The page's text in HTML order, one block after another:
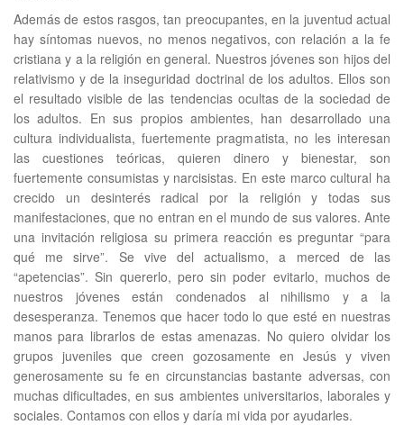
Además de estos rasgos, tan preocupantes, en la juventud actual
hay síntomas nuevos, no menos negativos, con relación a la fe
cristiana y a la religión en general. Nuestros jóvenes son hijos del
relativismo y de la inseguridad doctrinal de los adultos. Ellos son
el resultado visible de las tendencias ocultas de la sociedad de
los adultos. En sus propios ambientes, han desarrollado una
cultura individualista, fuertemente pragmatista, no les interesan
las cuestiones teóricas, quieren dinero y bienestar, son
fuertemente consumistas y narcisistas. En este marco cultural ha
crecido un desinterés radical por la religión y todas sus
manifestaciones, que no entran en el mundo de sus valores. Ante
una invitación religiosa su primera reacción es preguntar “para
qué me sirve”. Se vive del actualismo, a merced de las
“apetencias”. Sin quererlo, pero sin poder evitarlo, muchos de
nuestros jóvenes están condenados al nihilismo y a la
desesperanza. Tenemos que hacer todo lo que esté en nuestras
manos para librarlos de estas amenazas. No quiero olvidar los
grupos juveniles que creen gozosamente en Jesús y viven
generosamente su fe en circunstancias bastante adversas, con
muchas dificultades, en sus ambientes universitarios, laborales y
sociales. Contamos con ellos y daría mi vida por ayudarles.